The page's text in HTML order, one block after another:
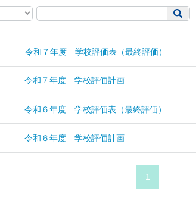
令和７年度 学校評価表（最終評価）
令和７年度 学校評価計画
令和６年度 学校評価表（最終評価）
令和６年度 学校評価計画
1